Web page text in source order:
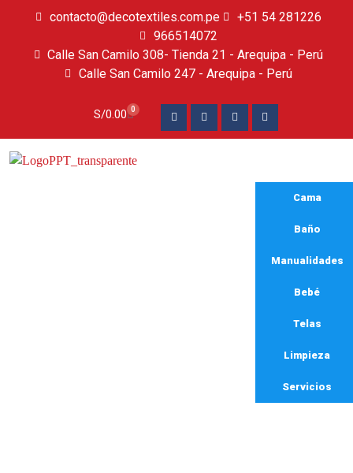
contacto@decotextiles.com.pe
+51 54 281226
966514072
Calle San Camilo 308- Tienda 21 - Arequipa - Perú
Calle San Camilo 247 - Arequipa - Perú​
S/0.00 0
Cama
Baño
Manualidades
Bebé
Telas
Limpieza
Servicios